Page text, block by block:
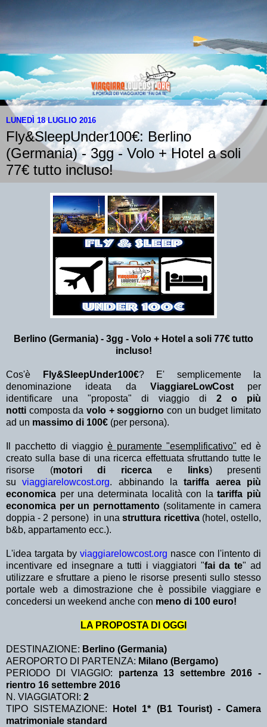
LUNEDÌ 18 LUGLIO 2016
Fly&SleepUnder100€: Berlino
(Germania) - 3gg - Volo + Hotel a soli
77€ tutto incluso!
Berlino (Germania) - 3gg - Volo + Hotel a soli 77€ tutto
incluso!
Cos'è Fly&SleepUnder100€? E' semplicemente la
denominazione ideata da ViaggiareLowCostper
identificare una "proposta" di viaggio di 2 o più
notti composta davolo + soggiorno con un budget limitato
ad un massimo di 100€ (per persona).
Il pacchetto di viaggio è puramente "esemplificativo" ed è
creato sulla base di una ricerca effettuata sfruttando tutte le
risorse (motori di ricerca e links) presenti
suviaggiarelowcost.org. abbinando la tariffa aerea più
economica per una determinata località con latariffa più
economica per un pernottamento (solitamente in camera
doppia - 2 persone) in unastruttura ricettiva(hotel, ostello,
b&b, appartamento ecc.).
L'idea targata by viaggiarelowcost.org nasce con l'intento di
incentivare ed insegnare a tutti i viaggiatori "fai da te" ad
utilizzare e sfruttare a pieno le risorse presenti sullo stesso
portale web a dimostrazione che è possibile viaggiare e
concedersi un weekend anche con meno di 100 euro!
LA PROPOSTA DI OGGI
DESTINAZIONE: Berlino (Germania)
AEROPORTO DI PARTENZA: Milano (Bergamo)
PERIODO DI VIAGGIO: partenza 13 settembre 2016 -
rientro 16 settembre 2016
N. VIAGGIATORI: 2
TIPO SISTEMAZIONE:
Hotel 1* (B1 Tourist) - Camera
matrimoniale standard